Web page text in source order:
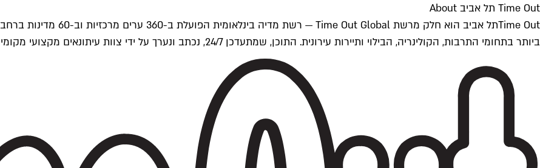
Time Out תל אביב About
ביותר בתחומי התרבות, הקולינריה, הבילוי ותיירות עירונית. התוכן, שמתעדכן 24/7, נכתב ונערך על ידי צוות עיתונאים מקצועי מקומי בישראל, בהתאם לסטנדרטים של Time Out העולמית.